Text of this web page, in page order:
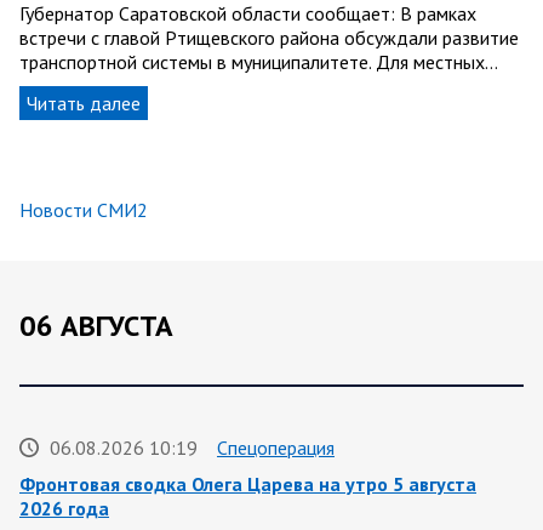
Губернатор Саратовской области сообщает: В рамках
встречи с главой Ртищевского района обсуждали развитие
транспортной системы в муниципалитете. Для местных…
Читать далее
Новости СМИ2
06 АВГУСТА
06.08.2026 10:19
Спецоперация
Фронтовая сводка Олега Царева на утро 5 августа
2026 года